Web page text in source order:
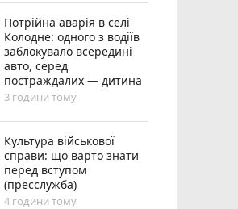
Потрійна аварія в селі
Колодне: одного з водіїв
заблокувало всередині
авто, серед
постраждалих — дитина
3 години тому
Культура військової
справи: що варто знати
перед вступом
(пресслужба)
4 години тому